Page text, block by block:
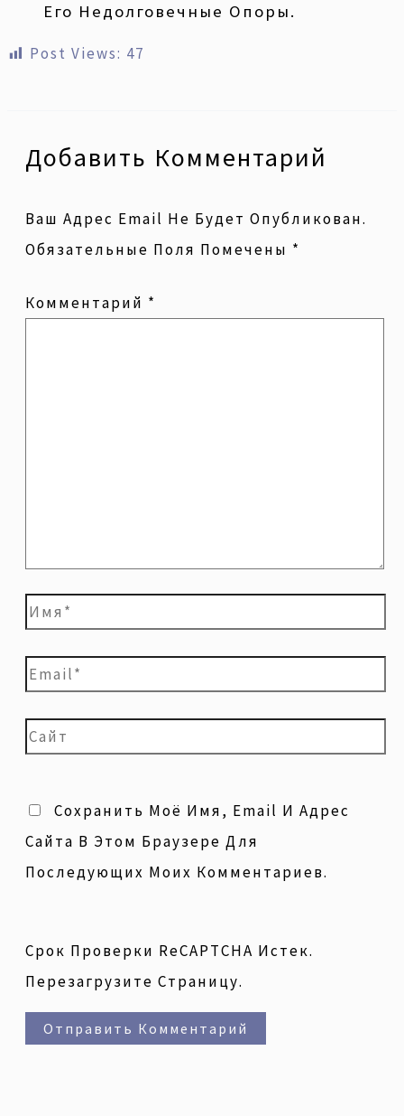
Его Недолговечные Опоры.
Post Views: 47
Добавить Комментарий
Ваш Адрес Email Не Будет Опубликован.
Обязательные Поля Помечены *
Комментарий *
Сохранить Моё Имя, Email И Адрес
Сайта В Этом Браузере Для
Последующих Моих Комментариев.
Срок Проверки ReCAPTCHA Истек.
Перезагрузите Страницу.